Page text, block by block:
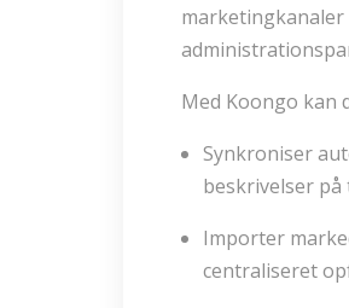
marketingkanaler
Med Koongo kan
Synkroniser
beskrivelser
Importer
centraliseret